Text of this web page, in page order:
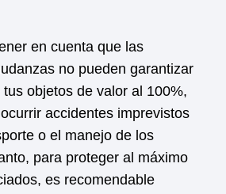
en cuenta que las
no pueden garantizar
tus objetos de valor al 100%,
accidentes imprevistos
o el manejo de los
para proteger al máximo
es recomendable